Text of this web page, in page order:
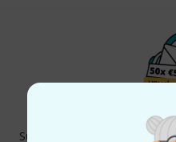
Subscreva a Newsletter da